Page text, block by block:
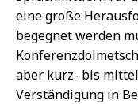
eine große
begegnet werden
aber kurz- bis
Verständigung in